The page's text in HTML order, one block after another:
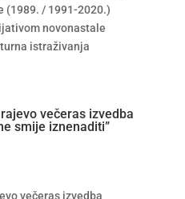
(1989. / 1991-2020.)
novonastale
istraživanja
večeras izvedba
smije iznenaditi”
večeras izvedba